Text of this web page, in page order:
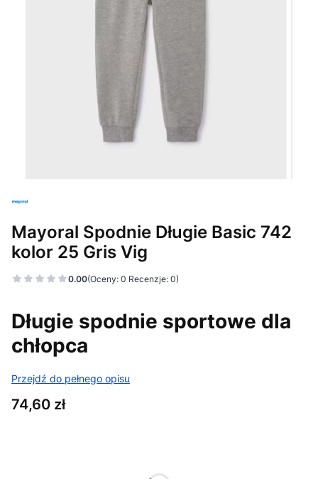
Mayoral Spodnie Długie Basic 742
kolor 25 Gris Vig
0.00(Oceny: 0 Recenzje: 0)
Długie spodnie sportowe dla
chłopca
Przejdź do pełnego opisu
Cena
74,60 zł